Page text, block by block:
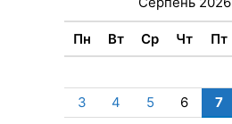
Пн Вт Ср Чт Пт
3
4 5 6 7